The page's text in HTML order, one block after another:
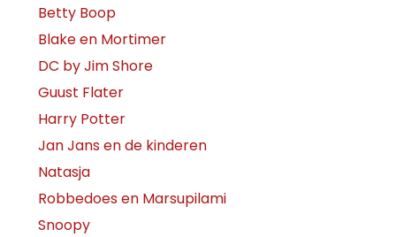
Betty Boop
Blake en Mortimer
DC by Jim Shore
Guust Flater
Harry Potter
Jan Jans en de kinderen
Natasja
Robbedoes en Marsupilami
Snoopy